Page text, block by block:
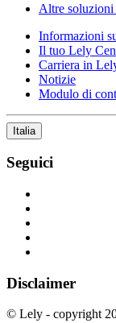
Altre soluzioni
Informazioni
Il tuo Lely
Carriera in
Notizie
Modulo di
Italia
Seguici
Disclaimer
© Lely - copyright